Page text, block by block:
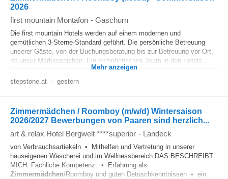
2026
first mountain Montafon - Gaschurn
Die first mountain Hotels werden auf einem modernen und
gemütlichen 3-Sterne-Standard geführt. Die persönliche Betreuung
unserer Gäste, von der Buchungsberatung bis zur Betreuung vor Ort,
ist unser Markenzeichen. Ein symphatisches Team in den Hotels...
Mehr anzeigen
stepstone.at - gestern
Zimmermädchen / Roomboy (m/w/d) Wintersaison
2026/2027 Bewerbungen von Paaren sind herzlich...
art & relax Hotel Bergwelt ****superior - Landeck
von Verbrauchsartiekeln • Mithelfen und Vertretung in unserer
hauseigenen Wäscherei und im Wellnessbereich DAS BESCHREIBT
MICH: Fachliche Kompetenz: • Erfahrung als
Zimmermädchen/Roomboy und guten Detuschkenntnissen • ein